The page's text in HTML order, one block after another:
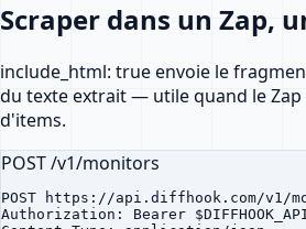
Scraper dans un Zap,
include_html: true envoie le
du texte extrait — utile quand le
d'items.
POST /v1/monitors
POST https://api.diffhook.com/v1/
Authorization: Bearer